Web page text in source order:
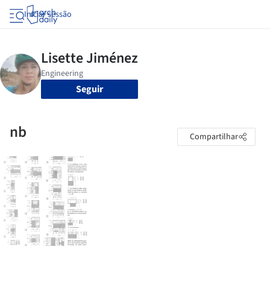
Iniciar sessão
Seguir
nb Compartilhar